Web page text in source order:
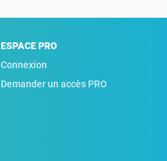
ESPACE PRO
Connexion
Demander un accès PRO